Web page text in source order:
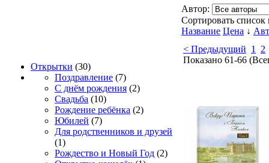
Открытки (30)
Поздравление (7)
С днём рождения (2)
Свадьба (10)
Рождение ребёнка (2)
Юбилей (7)
Для родственников и друзей
(1)
Рождество и Новый Год (2)
Автор:
Сортировать список
Название Цена ↓
< Предыдущий 1
2
Показано 61-66